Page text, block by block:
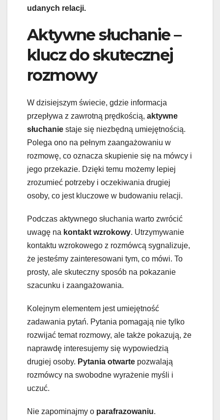
udanych relacji.
Aktywne słuchanie –
klucz do skutecznej
rozmowy
W dzisiejszym świecie, gdzie informacja
przepływa z zawrotną prędkością, aktywne
słuchanie staje się niezbędną umiejętnością.
Polega ono na pełnym zaangażowaniu w
rozmowę, co oznacza skupienie się na mówcy i
jego przekazie. Dzięki temu możemy lepiej
zrozumieć potrzeby i oczekiwania drugiej
osoby, co jest kluczowe w budowaniu relacji.
Podczas aktywnego słuchania warto zwrócić
uwagę na kontakt wzrokowy. Utrzymywanie
kontaktu wzrokowego z rozmówcą sygnalizuje,
że jesteśmy zainteresowani tym, co mówi. To
prosty, ale skuteczny sposób na pokazanie
szacunku i zaangażowania.
Kolejnym elementem jest umiejętność
zadawania pytań. Pytania pomagają nie tylko
rozwijać temat rozmowy, ale także pokazują, że
naprawdę interesujemy się wypowiedzią
drugiej osoby. Pytania otwarte pozwalają
rozmówcy na swobodne wyrażenie myśli i
uczuć.
Nie zapominajmy o parafrazowaniu.